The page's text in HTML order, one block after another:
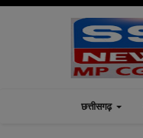
छत्तीसगढ़